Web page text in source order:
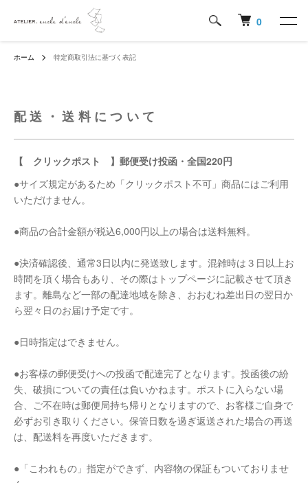
0
ホーム 特定商取引法に基づく表記
配送・送料について
【 クリックポスト 】郵便受け投函・全国220円
●サイズ規定があるため「クリックポスト不可」商品にはご利用
いただけません。
●商品の合計金額が税込6,000円以上の場合は送料無料。
●決済確認後、通常3日以内に発送致します。混雑時は３日以上お
時間を頂く場合もあり、その際はトップページに記載させて頂き
ます。離島など一部の配達地域を除き、おおむね差出日の翌日か
ら翌々日のお届け予定です。
●日時指定はできません。
●お客様の郵便受けへの投函で配達完了となります。投函後の紛
失、破損についての責任は負いかねます。ポストに入らない場
合、ご不在時は郵便局持ち帰りとなりますので、お客様ご自身で
必ずお引き取りください。保管日数を過ぎ返送された場合の再送
は、配送料を再度いただきます。
●「こわれもの」指定ができず、内容物の保証もついておりませ